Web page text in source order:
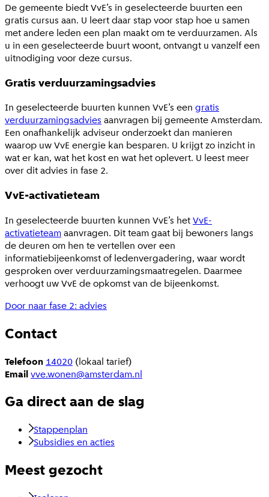
De gemeente biedt VvE’s in geselecteerde buurten een
gratis cursus aan. U leert daar stap voor stap hoe u samen
met andere leden een plan maakt om te verduurzamen. Als
u in een geselecteerde buurt woont, ontvangt u vanzelf een
uitnodiging voor deze cursus.
Gratis verduurzamingsadvies
In geselecteerde buurten kunnen VvE’s een gratis
verduurzamingsadvies aanvragen bij gemeente Amsterdam.
Een onafhankelijk adviseur onderzoekt dan manieren
waarop uw VvE energie kan besparen. U krijgt zo inzicht in
wat er kan, wat het kost en wat het oplevert. U leest meer
over dit advies in fase 2.
VvE-activatieteam
In geselecteerde buurten kunnen VvE’s hetVvE-
activatieteamaanvragen. Dit team gaat bij bewoners langs
de deuren om hen te vertellen over een
informatiebijeenkomst of ledenvergadering, waar wordt
gesproken over verduurzamingsmaatregelen. Daarmee
verhoogt uw VvE de opkomst van de bijeenkomst.
Door naar fase 2: advies
Contact
Telefoon 14020 (lokaal tarief)
Emailvve.wonen@amsterdam.nl
Ga direct aan de slag
Stappenplan
Subsidies en acties
Meest gezocht